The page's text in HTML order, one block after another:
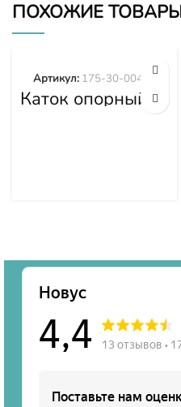
ПОХОЖИЕ
Каток опорный
двубортный 175-
Артикул: 175-30-00498